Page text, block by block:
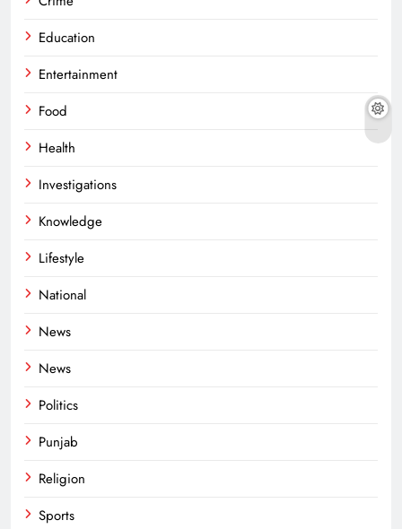
Education
Entertainment
Food
Health
Investigations
Knowledge
Lifestyle
National
News
News
Politics
Punjab
Religion
Sports